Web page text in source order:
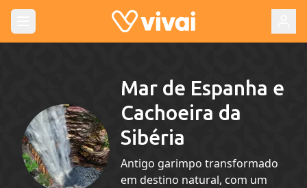
Mar de Espanha e
Cachoeira da
Sibéria
Antigo garimpo transformado
em destino natural, com um